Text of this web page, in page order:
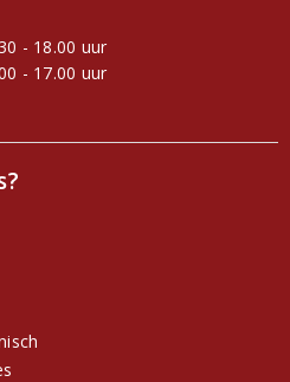
- 18.00 uur
- 17.00 uur